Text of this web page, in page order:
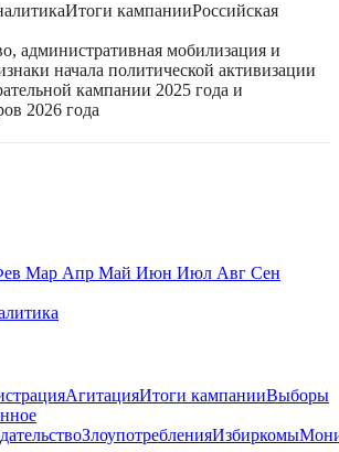
Итоги кампанииРоссийская
административная мобилизация и
начала политической активизации
кампании 2025 года и
2026 года
Мар Апр Май Июн Июл Авг Сен
АгитацияИтоги кампанииВыборы
ЗлоупотребленияИзбиркомы